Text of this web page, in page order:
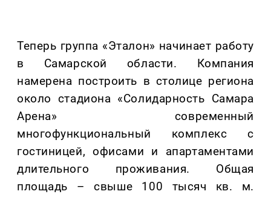
Теперь группа «Эталон» начинает работу
в Самарской области. Компания
намерена построить в столице региона
около стадиона «Солидарность Самара
Арена» современный
многофункциональный комплекс с
гостиницей, офисами и апартаментами
длительного проживания. Общая
площадь – свыше 100 тысяч кв. м.